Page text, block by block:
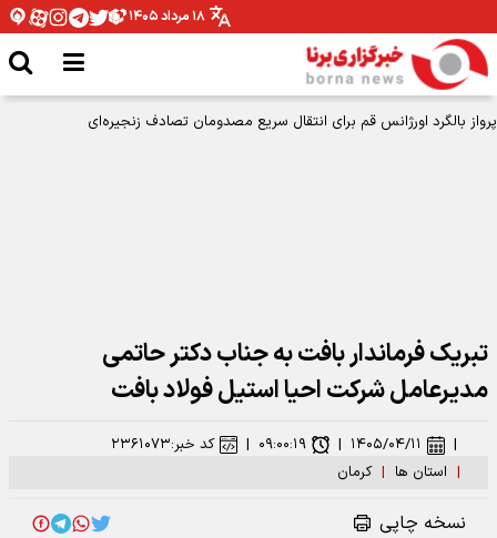
۱۸ مرداد ۱۴۰۵
تبریک فرماندار بافت به جناب دکتر حاتمی
مدیرعامل شرکت احیا استیل فولاد بافت
| استان ها | کرمان
| ۱۴۰۵/۰۴/۱۱ | ۰۹:۰۰:۱۹ | کد خبر:۲۳۶۱۰۷۳
نسخه چاپی